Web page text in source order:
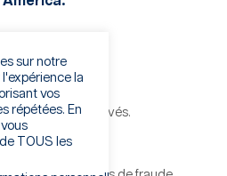
Tous droits réservés.
de confidentialité
sur notre
la
vos
répétées. En
TOUS les